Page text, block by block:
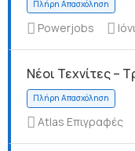
Πλήρη Απασχόληση
Powerjobs
Νέοι Τεχνίτες –
Atlas Επιγραφές